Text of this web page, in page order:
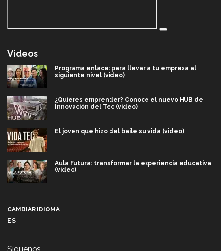
Videos
Programa enlace: para llevar a tu empresa al
siguiente nivel (video)
¿Quieres emprender? Conoce el nuevo HUB de
Innovación del Tec (video)
El joven que hizo del baile su vida (video)
Aula Futura: transformar la experiencia educativa
(video)
CAMBIAR IDIOMA
ES
Síguenos